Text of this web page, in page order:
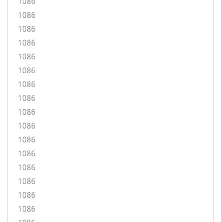
1086
1086
1086
1086
1086
1086
1086
1086
1086
1086
1086
1086
1086
1086
1086